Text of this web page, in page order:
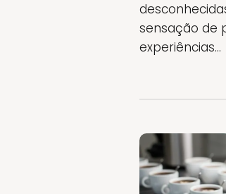
sensação de
experiências...